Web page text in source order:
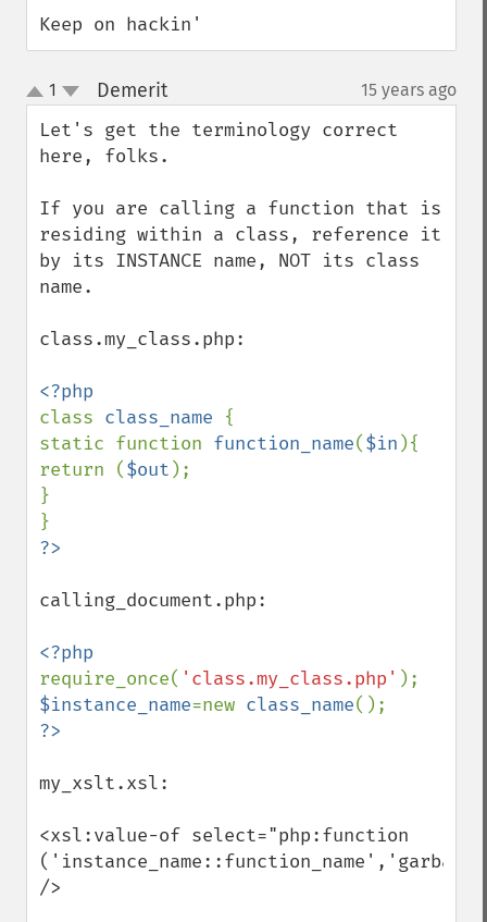
Keep on hackin'
up
down
1 Demerit¶ 15 years ago
Let's get the terminology correct
here, folks.
If you are calling a function that is
residing within a class, reference it
by its INSTANCE name, NOT its class
name.
class.my_class.php:
class class_name {
static function function_name($in ){
return ($out );
}
calling_document.php:
require_once( 'class.my_class.php'
$instance_name=new class_name
my_xslt.xsl:
<xsl:value-of select="php:function
/>